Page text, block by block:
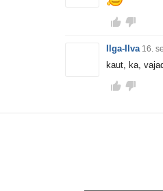
Ilga-Ilva 16.
kaut, ka,